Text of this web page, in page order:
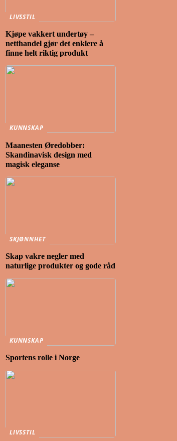
LIVSSTIL
Kjøpe vakkert undertøy –
netthandel gjør det enklere å
finne helt riktig produkt
KUNNSKAP
Maanesten Øredobber:
Skandinavisk design med
magisk eleganse
SKJØNNHET
Skap vakre negler med
naturlige produkter og gode råd
KUNNSKAP
Sportens rolle i Norge
LIVSSTIL